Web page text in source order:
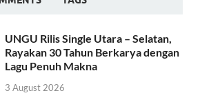
UNGU Rilis Single Utara – Selatan,
Rayakan 30 Tahun Berkarya dengan
Lagu Penuh Makna
3 August 2026